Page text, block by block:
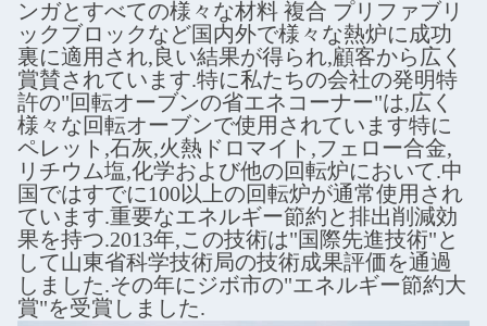
ンガとすべての様々な材料 複合 プリファブリ
ックブロックなど国内外で様々な熱炉に成功
裏に適用され,良い結果が得られ,顧客から広く
賞賛されています.特に私たちの会社の発明特
許の"回転オーブンの省エネコーナー"は,広く
様々な回転オーブンで使用されています特に
ペレット,石灰,火熱ドロマイト,フェロー合金,
リチウム塩,化学および他の回転炉において.中
国ではすでに100以上の回転炉が通常使用され
ています.重要なエネルギー節約と排出削減効
果を持つ.2013年,この技術は"国際先進技術"と
して山東省科学技術局の技術成果評価を通過
しました.その年にジボ市の"エネルギー節約大
賞"を受賞しました.